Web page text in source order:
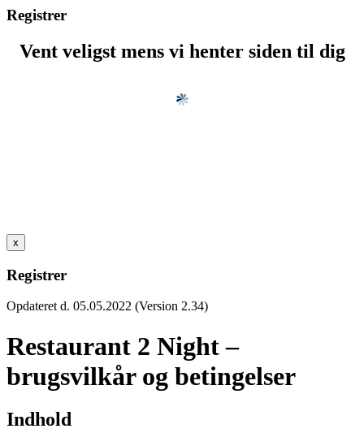
Registrer
Vent veligst mens vi henter siden til dig
x
Registrer
Opdateret d. 05.05.2022 (Version 2.34)
Restaurant 2 Night –
brugsvilkår og betingelser
Indhold